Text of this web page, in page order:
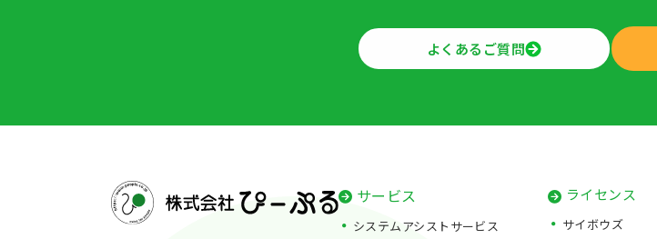
よくあるご質問
サービス
システムアシストサービス
ライセンス
サイボウズ